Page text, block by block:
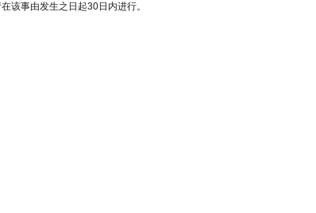
该事由发生之日起30日内进行。